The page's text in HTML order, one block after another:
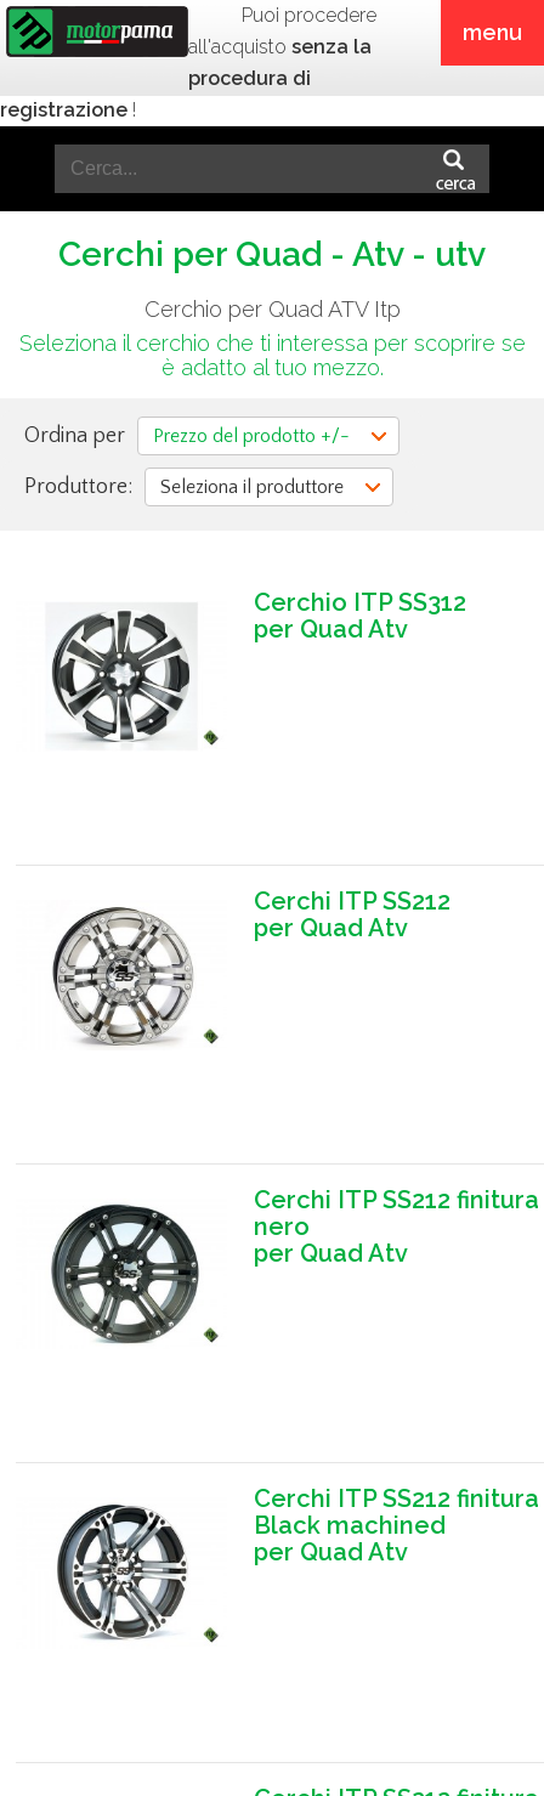
menu
Puoi procedere
all'acquisto senza la
procedura di
registrazione !
Cerchi per Quad - Atv - utv
Cerchio per Quad ATV Itp
Seleziona il cerchio che ti interessa per scoprire se
è adatto al tuo mezzo.
Ordina per Prezzo del prodotto +/-
Produttore: Seleziona il produttore
Cerchio ITP SS312
per Quad Atv
Cerchi ITP SS212
per Quad Atv
Cerchi ITP SS212 finitura
nero
per Quad Atv
Cerchi ITP SS212 finitura
Black machined
per Quad Atv